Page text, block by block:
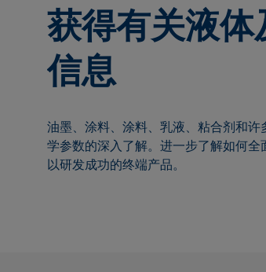
获得有关液
信息
油墨、涂料、涂料、乳液、粘合剂和
学参数的深入了解。进一步了解如何全
以研发成功的终端产品。